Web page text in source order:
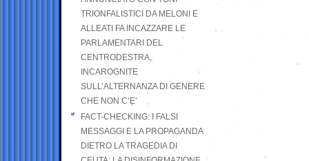
TRIONFALISTICI DA MELONI E
ALLEATI FA INCAZZARE LE
PARLAMENTARI DEL
CENTRODESTRA,
INCAROGNITE
SULL’ALTERNANZA DI GENERE
CHE NON C’E’
FACT-CHECKING: I FALSI
MESSAGGI E LA PROPAGANDA
DIETRO LA TRAGEDIA DI